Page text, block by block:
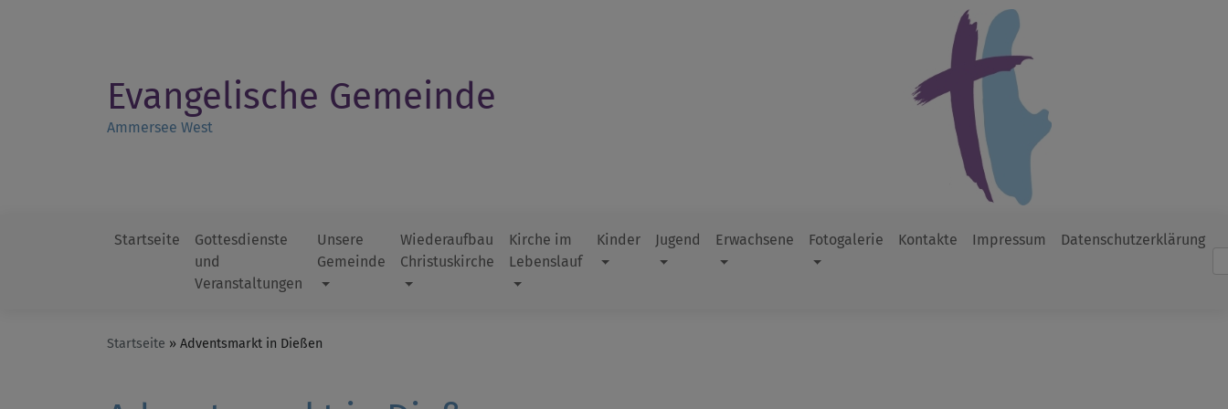
Evangelische Gemeinde
Ammersee West
Hauptnavigation
Startseite
Gottesdienste
und
Veranstaltungen
Unsere
Gemeinde
Wiederaufbau
Christuskirche
Kirche im
Lebenslauf
Kinder Jugend Erwachsene Fotogalerie Kontakte Impressum
Datenschutzerklärung
Startseite Adventsmarkt in Dießen